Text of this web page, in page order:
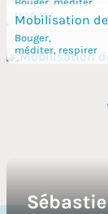
respirer
Mobilisation
Bouger,
méditer, respirer